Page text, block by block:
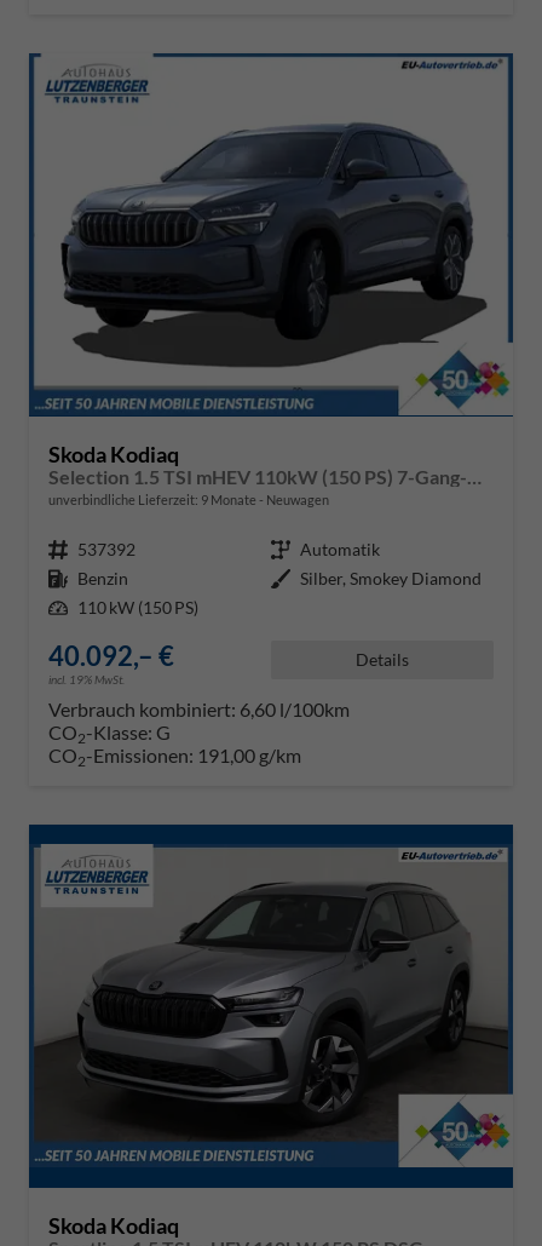
Skoda Kodiaq
unverbindliche Lieferzeit: 9 Monate Neuwagen
Fahrzeugnr. 537392 Getriebe Automatik
Kraftstoff Benzin Außenfarbe Silber, Smokey Diamond
Leistung 110 kW (150 PS)
40.092,– €
incl. 19% MwSt.
Details
Verbrauch kombiniert: 6,60 l/100km
CO2-Klasse: G
CO2-Emissionen: 191,00 g/km
Skoda Kodiaq